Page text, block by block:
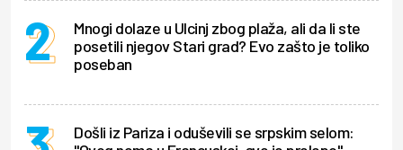
Mnogi dolaze u Ulcinj zbog plaža, ali da li ste
posetili njegov Stari grad? Evo zašto je toliko
poseban
Došli iz Pariza i oduševili se srpskim selom: